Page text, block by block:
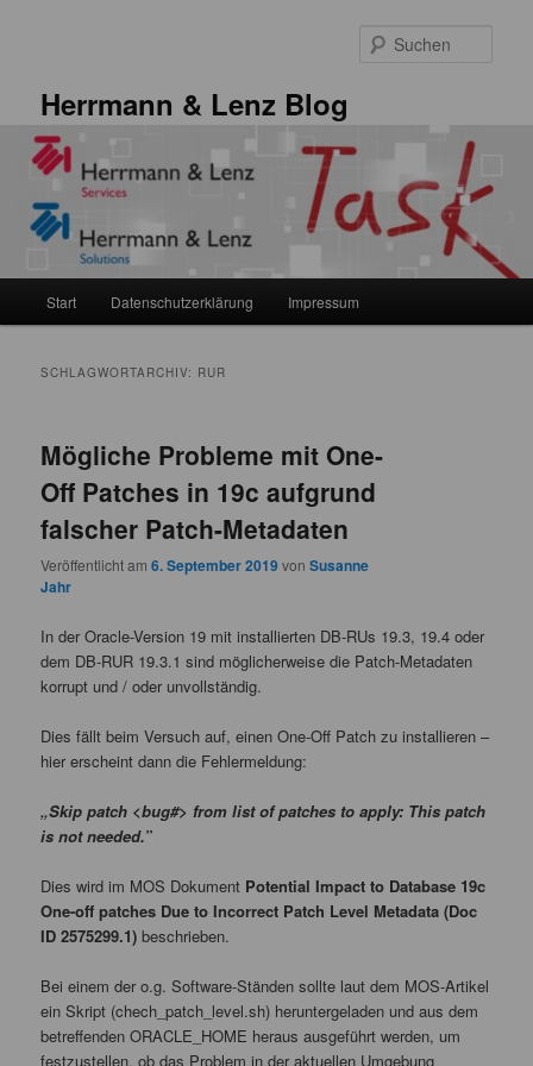
Herrmann & Lenz Blog
Start Datenschutzerklärung Impressum
SCHLAGWORTARCHIV: RUR
Mögliche Probleme mit One-
Off Patches in 19c aufgrund
falscher Patch-Metadaten
Veröffentlicht am6. September 2019 vonSusanne
Jahr
In der Oracle-Version 19 mit installierten DB-RUs 19.3, 19.4 oder
dem DB-RUR 19.3.1 sind möglicherweise die Patch-Metadaten
korrupt und / oder unvollständig.
Dies fällt beim Versuch auf, einen One-Off Patch zu installieren –
hier erscheint dann die Fehlermeldung:
„Skip patch <bug#> from list of patches to apply: This patch
is not needed.”
Dies wird im MOS Dokument Potential Impact to Database 19c
One-off patches Due to Incorrect Patch Level Metadata (Doc
ID 2575299.1) beschrieben.
Bei einem der o.g. Software-Ständen sollte laut dem MOS-Artikel
ein Skript (chech_patch_level.sh) heruntergeladen und aus dem
betreffenden ORACLE_HOME heraus ausgeführt werden, um
festzustellen, ob das Problem in der aktuellen Umgebung